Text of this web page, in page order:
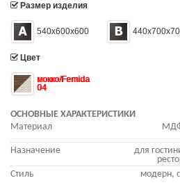
Размер изделия
540х600х600
Цвет
мокко/Femida
04
ОСНОВНЫЕ ХАРАКТЕРИСТИКИ
Материал
Назначение
для
Стиль
модерн,